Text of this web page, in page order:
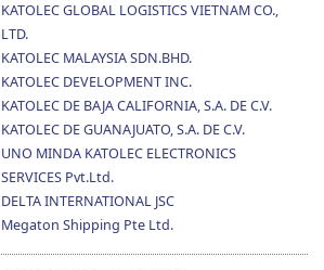
KATOLEC GLOBAL LOGISTICS VIETNAM CO.,
LTD.
KATOLEC MALAYSIA SDN.BHD.
KATOLEC DEVELOPMENT INC.
KATOLEC DE BAJA CALIFORNIA, S.A. DE C.V.
KATOLEC DE GUANAJUATO, S.A. DE C.V.
UNO MINDA KATOLEC ELECTRONICS
SERVICES Pvt.Ltd.
DELTA INTERNATIONAL JSC
Megaton Shipping Pte Ltd.